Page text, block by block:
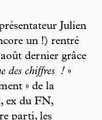
Julien
un !) rentré
dernier grâce
des chiffres ! »
» de la
ex du FN,
parti, les